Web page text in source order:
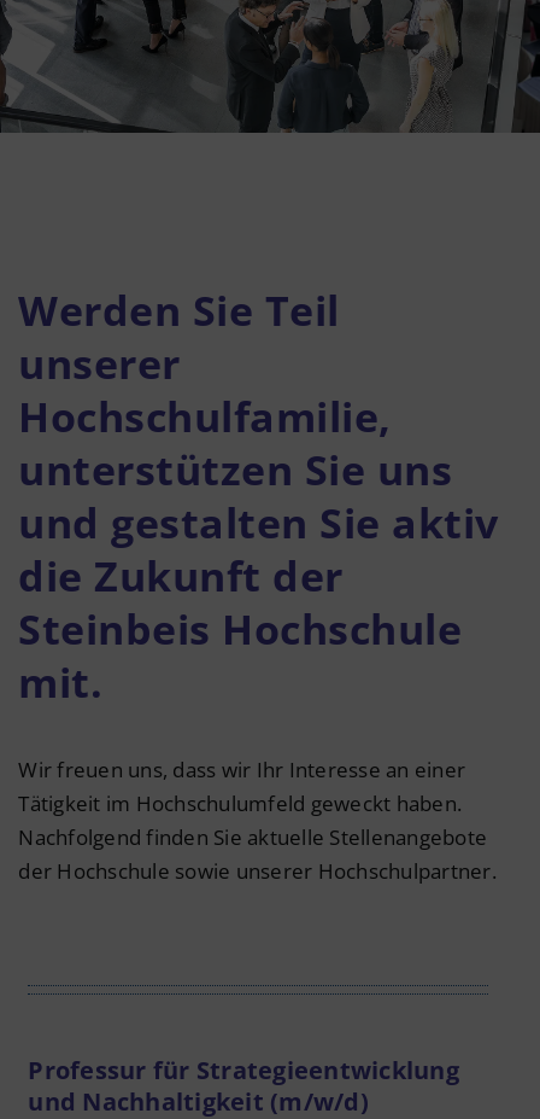
Barrierefreiheit
Werden Sie Teil
unserer
Hochschulfamilie,
unterstützen Sie uns
und gestalten Sie aktiv
die Zukunft der
Steinbeis Hochschule
mit.
Wir freuen uns, dass wir Ihr Interesse an einer
Tätigkeit im Hochschulumfeld geweckt haben.
Nachfolgend finden Sie aktuelle Stellenangebote
der Hochschule sowie unserer Hochschulpartner.
Professur für Strategieentwicklung
und Nachhaltigkeit (m/w/d)